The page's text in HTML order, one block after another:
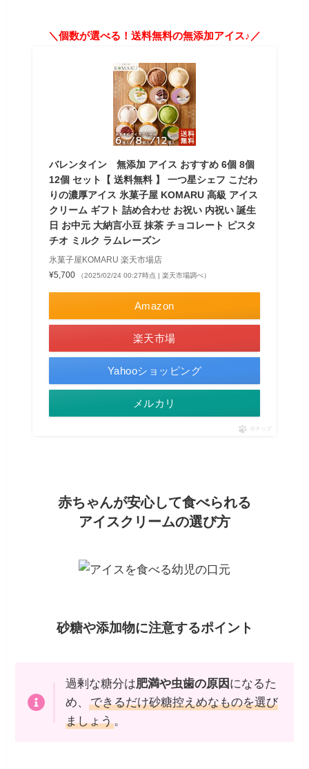
＼個数が選べる！送料無料の無添加アイス♪／
バレンタイン 無添加 アイス おすすめ 6個 8個
12個 セット【 送料無料 】 一つ星シェフ こだわ
りの濃厚アイス 氷菓子屋 KOMARU 高級 アイス
クリーム ギフト 詰め合わせ お祝い 内祝い 誕生
日 お中元 大納言小豆 抹茶 チョコレート ピスタ
チオ ミルク ラムレーズン
氷菓子屋KOMARU 楽天市場店
¥5,700
（2025/02/24 00:27時点 | 楽天市場調べ）
Amazon
楽天市場
Yahooショッピング
メルカリ
ポチップ
赤ちゃんが安心して食べられる
アイスクリームの選び方
砂糖や添加物に注意するポイント
過剰な糖分は肥満や虫歯の原因 になるた
め、
できるだけ砂糖控えめなものを選び
ましょう。